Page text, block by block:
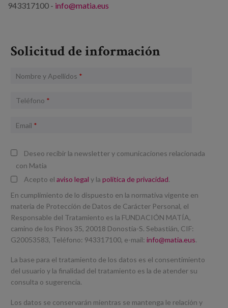
943317100 - info@matia.eus
Solicitud de información
Nombre y Apellidos *
Teléfono *
Email *
Deseo recibir la newsletter y comunicaciones relacionada
con Matia
Acepto elaviso legal y lapolítica de privacidad.
En cumplimiento de lo dispuesto en la normativa vigente en
materia de Protección de Datos de Carácter Personal, el
Responsable del Tratamiento es la FUNDACIÓN MATÍA,
camino de los Pinos 35, 20018 Donostia-S. Sebastián, CIF:
G20053583, Teléfono: 943317100, e-mail:info@matia.eus.
La base para el tratamiento de los datos es el consentimiento
del usuario y la finalidad del tratamiento es la de atender su
consulta o sugerencia.
Los datos se conservarán mientras se mantenga le relación y